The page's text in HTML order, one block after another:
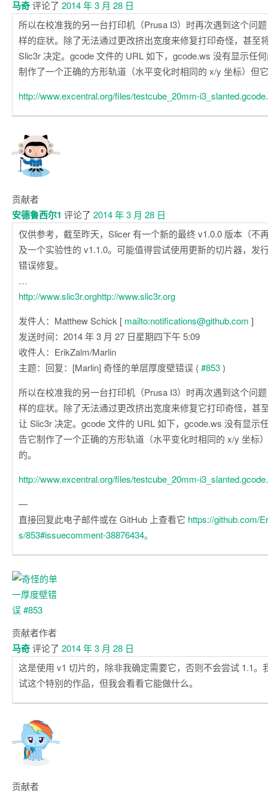
马奇评论了 2014 年 3 月 28 日
所以在校准我的另一台打印机（Prusa I3）时再次遇到这个问
样的症状。除了无法通过更改挤出宽度来修复打印奇怪，甚至
Slic3r 决定。gcode 文件的 URL 如下，gcode.ws 没有显示任
制作了一个正确的方形轨道（水平变化时相同的 x/y 坐标）但
http://www.excentral.org/files/testcube_20mm-
贡献者
安德鲁西尔1 评论了 2014 年 3 月 28 日
仅供参考，截至昨天，Slicer 有一个新的最终 v1.0.0 版本（不
及一个实验性的 v1.1.0。可能值得尝试使用更新的切片器，发
错误修复。
…
http://www.slic3r.orghttp://www.slic3r.org
发件人：Matthew Schick [ mailto:notifications@github.com ]
发送时间：2014 年 3 月 27 日星期四下午 5:09
收件人：ErikZalm/Marlin
主题：回复：[Marlin] 奇怪的单层厚度壁错误 (#853)
所以在校准我的另一台打印机（Prusa I3）时再次遇到这个问
样的症状。除了无法通过更改挤出宽度来修复它打印奇怪，甚
让 Slic3r 决定。gcode 文件的 URL 如下，gcode.ws 没有显示
告它制作了一个正确的方形轨道（水平变化时相同的 x/y 坐标
的。
http://www.excentral.org/files/testcube_20mm-
—
直接回复此电子邮件或在 GitHub 上查看它 https://github.com/
s/853#issuecomment-38876434。
贡献者作者
马奇评论了 2014 年 3 月 28 日
这是使用 v1 切片的，除非我确定需要它，否则不会尝试 1.1。
试这个特别的作品，但我会看看它能做什么。
贡献者